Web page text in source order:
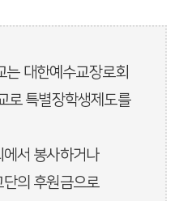
대한예수교장로회
로 특별장학생제도를
서 봉사하거나
의 후원금으로